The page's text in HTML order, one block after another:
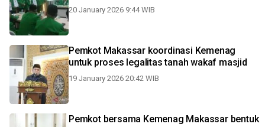
20 January 2026 9:44 WIB
Pemkot Makassar koordinasi Kemenag
untuk proses legalitas tanah wakaf masjid
19 January 2026 20:42 WIB
Pemkot bersama Kemenag Makassar bentuk